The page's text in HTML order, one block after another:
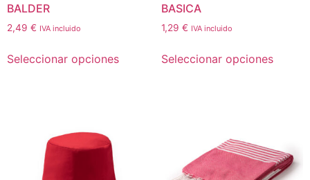
BALDER
2,49 € IVA incluido
Seleccionar opciones
BASICA
1,29 € IVA incluido
Seleccionar opciones